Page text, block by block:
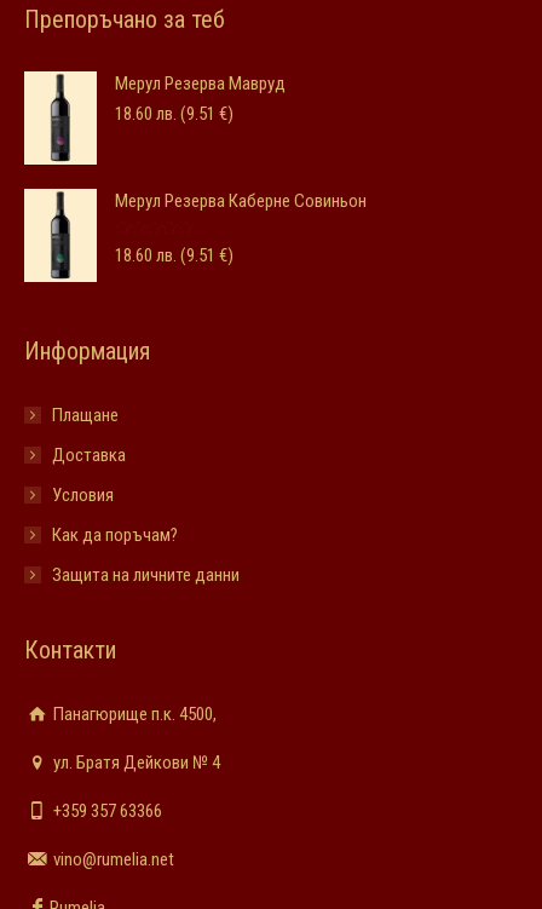
Препоръчано за теб
Мерул Резерва Мавруд
18.60 лв. (9.51 €)
Мерул Резерва Каберне Совиньон
Оценено с
18.60 лв. (9.51 €)
Информация
Плащане
Доставка
Условия
Как да поръчам?
Защита на личните данни
Контакти
Панагюрище п.к. 4500,
ул. Братя Дейкови № 4
+359 357 63366
vino@rumelia.net